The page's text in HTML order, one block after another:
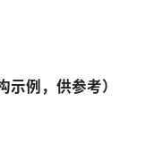
示例，供参考）